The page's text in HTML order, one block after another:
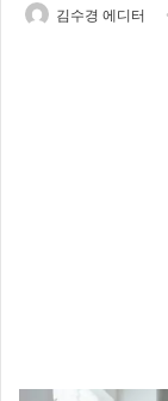
김수경 에디터